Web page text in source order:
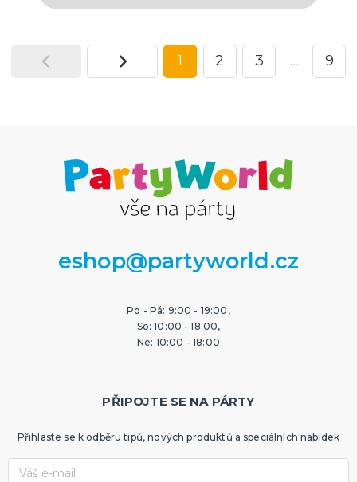
1 2 3 … 9
eshop@partyworld.cz
Po - Pá: 9:00 - 19:00,
So: 10:00 - 18:00,
Ne: 10:00 - 18:00
PŘIPOJTE SE NA PÁRTY
Přihlaste se k odběru tipů, nových produktů a speciálních nabídek